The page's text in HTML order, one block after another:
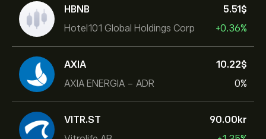
HBNB
Hotel101 Global Holdings Corp
5.51‎$‎
+0.36%
AXIA
AXIA ENERGIA - ADR
10.22‎$‎
0%
VITR.ST
90.00‎kr‎